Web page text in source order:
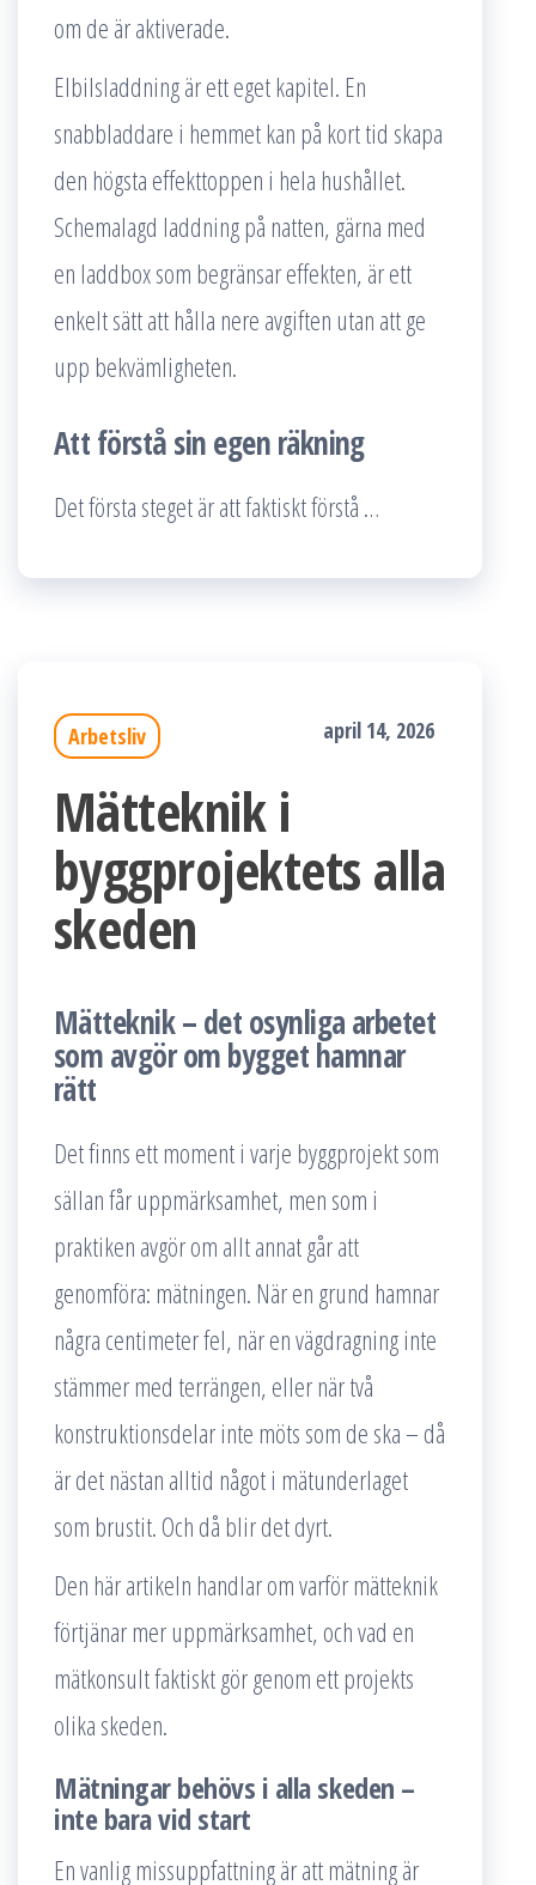
om de är aktiverade.
Elbilsladdning är ett eget kapitel. En
snabbladdare i hemmet kan på kort tid skapa
den högsta effekttoppen i hela hushållet.
Schemalagd laddning på natten, gärna med
en laddbox som begränsar effekten, är ett
enkelt sätt att hålla nere avgiften utan att ge
upp bekvämligheten.
Att förstå sin egen räkning
Det första steget är att faktiskt förstå …
Arbetsliv april 14, 2026
Mätteknik i
byggprojektets alla
skeden
Mätteknik – det osynliga arbetet
som avgör om bygget hamnar
rätt
Det finns ett moment i varje byggprojekt som
sällan får uppmärksamhet, men som i
praktiken avgör om allt annat går att
genomföra: mätningen. När en grund hamnar
några centimeter fel, när en vägdragning inte
stämmer med terrängen, eller när två
konstruktionsdelar inte möts som de ska – då
är det nästan alltid något i mätunderlaget
som brustit. Och då blir det dyrt.
Den här artikeln handlar om varför mätteknik
förtjänar mer uppmärksamhet, och vad en
mätkonsult faktiskt gör genom ett projekts
olika skeden.
Mätningar behövs i alla skeden –
inte bara vid start
En vanlig missuppfattning är att mätning är